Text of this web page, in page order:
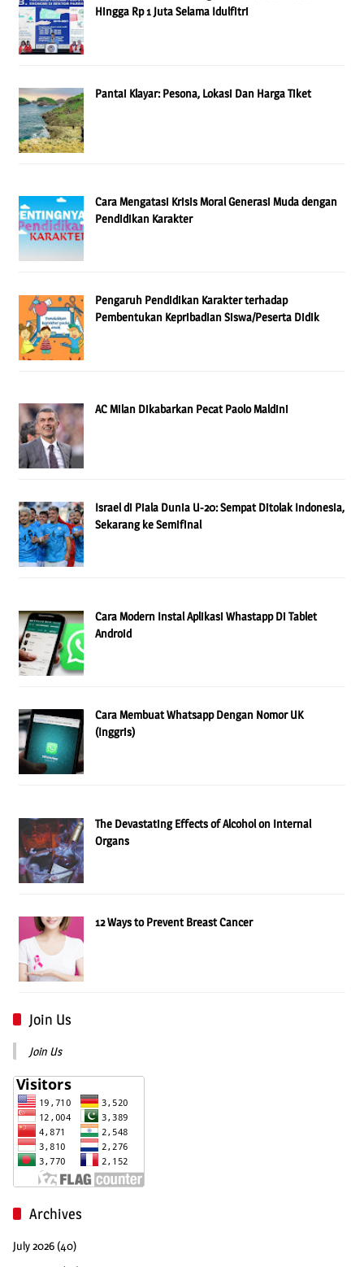
Hingga Rp 1 Juta Selama Idulfitri
Pantai Klayar: Pesona, Lokasi Dan Harga Tiket
Cara Mengatasi Krisis Moral Generasi Muda dengan
Pendidikan Karakter
Pengaruh Pendidikan Karakter terhadap
Pembentukan Kepribadian Siswa/Peserta Didik
AC Milan Dikabarkan Pecat Paolo Maldini
Israel di Piala Dunia U-20: Sempat Ditolak Indonesia,
Sekarang ke Semifinal
Cara Modern Instal Aplikasi Whastapp Di Tablet
Android
Cara Membuat Whatsapp Dengan Nomor UK
(Inggris)
The Devastating Effects of Alcohol on Internal
Organs
12 Ways to Prevent Breast Cancer
Join Us
Join Us
Archives
July 2026 (40)